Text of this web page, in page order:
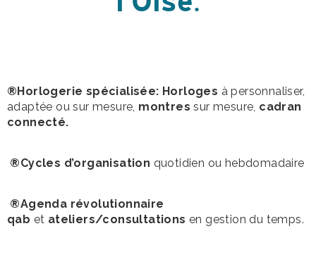
®Horlogerie spécialisée: Horloges à personnaliser,
adaptée ou sur mesure, montressur mesure, cadran
connecté.
®Cycles d’organisation quotidien ou hebdomadaire
®Agenda révolutionnaire
qab et ateliers/consultations en gestion du temps.